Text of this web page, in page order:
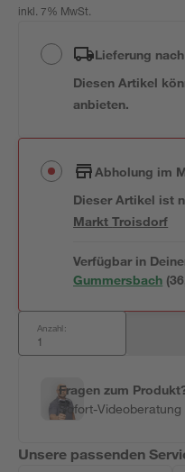
inkl. 7% MwSt.
Lieferung
Diesen Artikel
anbieten.
Abholung im
Dieser Artikel ist
MarktTroisdorf
Verfügbar in
Gummersbach (
Anzahl:
Fragen zum
Sofort-
Unsere passenden